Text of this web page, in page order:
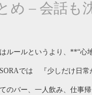
め – 会話も
ルールというより、**“心
SORAでは 『少しだけ日
のバー、一人飲み、仕事